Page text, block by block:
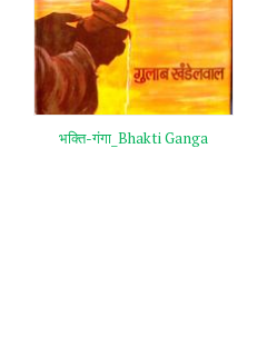
भक्ति-गंगा_Bhakti Ganga